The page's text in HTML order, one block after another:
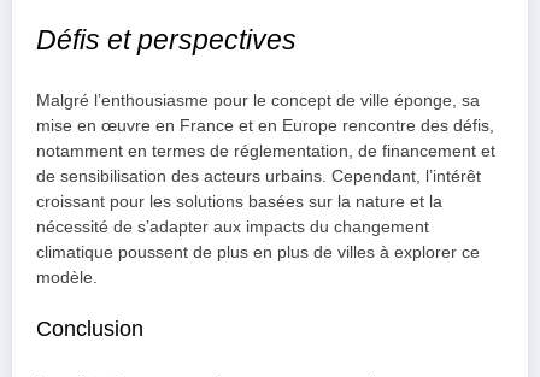
Défis et perspectives
Malgré l’enthousiasme pour le concept de ville éponge, sa
mise en œuvre en France et en Europe rencontre des défis,
notamment en termes de réglementation, de financement et
de sensibilisation des acteurs urbains. Cependant, l’intérêt
croissant pour les solutions basées sur la nature et la
nécessité de s’adapter aux impacts du changement
climatique poussent de plus en plus de villes à explorer ce
modèle.
Conclusion